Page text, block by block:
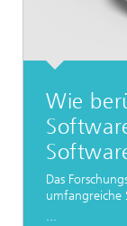
Wie
Das
umfangreiche
...